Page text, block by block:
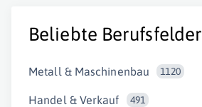
Beliebte Berufsfelder
Metall & Maschinenbau 1120
Handel & Verkauf 491